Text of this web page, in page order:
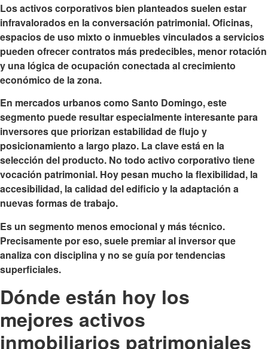
Los activos corporativos bien planteados suelen estar
infravalorados en la conversación patrimonial. Oficinas,
espacios de uso mixto o inmuebles vinculados a servicios
pueden ofrecer contratos más predecibles, menor rotación
y una lógica de ocupación conectada al crecimiento
económico de la zona.
En mercados urbanos como Santo Domingo, este
segmento puede resultar especialmente interesante para
inversores que priorizan estabilidad de flujo y
posicionamiento a largo plazo. La clave está en la
selección del producto. No todo activo corporativo tiene
vocación patrimonial. Hoy pesan mucho la flexibilidad, la
accesibilidad, la calidad del edificio y la adaptación a
nuevas formas de trabajo.
Es un segmento menos emocional y más técnico.
Precisamente por eso, suele premiar al inversor que
analiza con disciplina y no se guía por tendencias
superficiales.
Dónde están hoy los
mejores activos
inmobiliarios patrimoniales